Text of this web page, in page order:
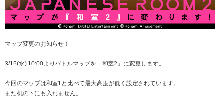
マップ変更のお知らせ！
3/15(水) 10:00よりバトルマップを「和室2」に変更します。
今回のマップは和室1と比べて最大高度が低く設定されています。
また机の下にも入れません。